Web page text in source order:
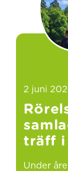
2 juni
träff i
Under